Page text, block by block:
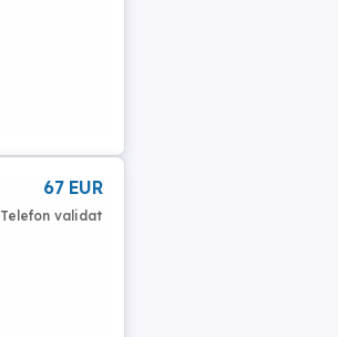
67 EUR
Telefon validat